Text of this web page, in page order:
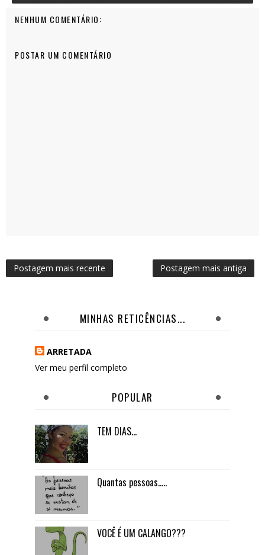
NENHUM COMENTÁRIO:
POSTAR UM COMENTÁRIO
Postagem mais recente Postagem mais antiga
MINHAS RETICÊNCIAS...
ARRETADA
Ver meu perfil completo
POPULAR
TEM DIAS...
Quantas pessoas.....
VOCÊ É UM CALANGO???